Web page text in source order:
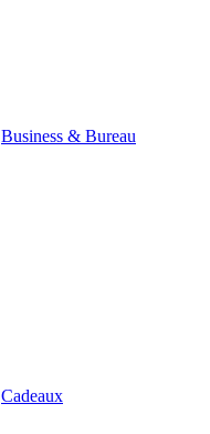
Business & Bureau
Cadeaux